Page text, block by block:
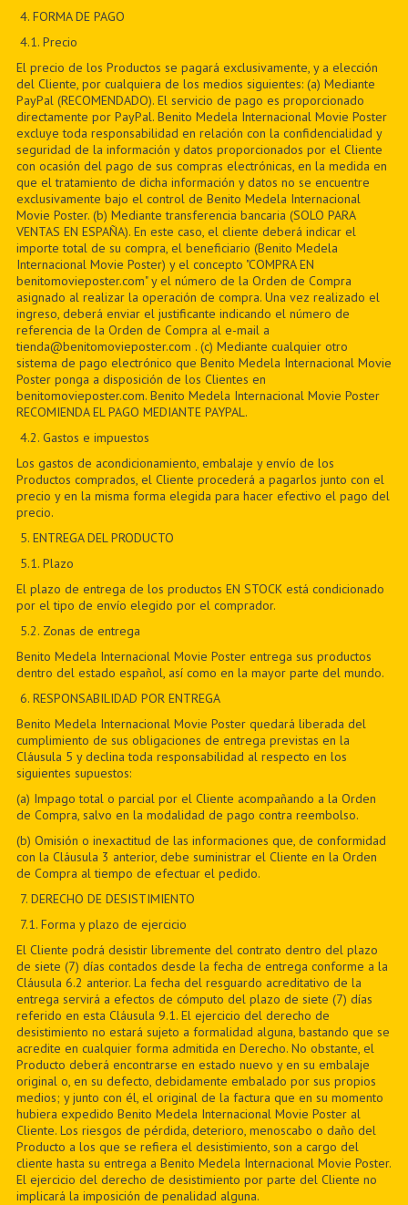
4. FORMA DE PAGO
4.1. Precio
El precio de los Productos se pagará exclusivamente, y a elección
del Cliente, por cualquiera de los medios siguientes: (a) Mediante
PayPal (RECOMENDADO). El servicio de pago es proporcionado
directamente por PayPal. Benito Medela Internacional Movie Poster
excluye toda responsabilidad en relación con la confidencialidad y
seguridad de la información y datos proporcionados por el Cliente
con ocasión del pago de sus compras electrónicas, en la medida en
que el tratamiento de dicha información y datos no se encuentre
exclusivamente bajo el control de Benito Medela Internacional
Movie Poster. (b) Mediante transferencia bancaria (SOLO PARA
VENTAS EN ESPAÑA). En este caso, el cliente deberá indicar el
importe total de su compra, el beneficiario (Benito Medela
Internacional Movie Poster) y el concepto "COMPRA EN
benitomovieposter.com" y el número de la Orden de Compra
asignado al realizar la operación de compra. Una vez realizado el
ingreso, deberá enviar el justificante indicando el número de
referencia de la Orden de Compra al e-mail a
tienda@benitomovieposter.com . (c) Mediante cualquier otro
sistema de pago electrónico que Benito Medela Internacional Movie
Poster ponga a disposición de los Clientes en
benitomovieposter.com. Benito Medela Internacional Movie Poster
RECOMIENDA EL PAGO MEDIANTE PAYPAL.
4.2. Gastos e impuestos
Los gastos de acondicionamiento, embalaje y envío de los
Productos comprados, el Cliente procederá a pagarlos junto con el
precio y en la misma forma elegida para hacer efectivo el pago del
precio.
5. ENTREGA DEL PRODUCTO
5.1. Plazo
El plazo de entrega de los productos EN STOCK está condicionado
por el tipo de envío elegido por el comprador.
5.2. Zonas de entrega
Benito Medela Internacional Movie Poster entrega sus productos
dentro del estado español, así como en la mayor parte del mundo.
6. RESPONSABILIDAD POR ENTREGA
Benito Medela Internacional Movie Poster quedará liberada del
cumplimiento de sus obligaciones de entrega previstas en la
Cláusula 5 y declina toda responsabilidad al respecto en los
siguientes supuestos:
(a) Impago total o parcial por el Cliente acompañando a la Orden
de Compra, salvo en la modalidad de pago contra reembolso.
(b) Omisión o inexactitud de las informaciones que, de conformidad
con la Cláusula 3 anterior, debe suministrar el Cliente en la Orden
de Compra al tiempo de efectuar el pedido.
7. DERECHO DE DESISTIMIENTO
7.1. Forma y plazo de ejercicio
El Cliente podrá desistir libremente del contrato dentro del plazo
de siete (7) días contados desde la fecha de entrega conforme a la
Cláusula 6.2 anterior. La fecha del resguardo acreditativo de la
entrega servirá a efectos de cómputo del plazo de siete (7) días
referido en esta Cláusula 9.1. El ejercicio del derecho de
desistimiento no estará sujeto a formalidad alguna, bastando que se
acredite en cualquier forma admitida en Derecho. No obstante, el
Producto deberá encontrarse en estado nuevo y en su embalaje
original o, en su defecto, debidamente embalado por sus propios
medios; y junto con él, el original de la factura que en su momento
hubiera expedido Benito Medela Internacional Movie Poster al
Cliente. Los riesgos de pérdida, deterioro, menoscabo o daño del
Producto a los que se refiera el desistimiento, son a cargo del
cliente hasta su entrega a Benito Medela Internacional Movie Poster.
El ejercicio del derecho de desistimiento por parte del Cliente no
implicará la imposición de penalidad alguna.